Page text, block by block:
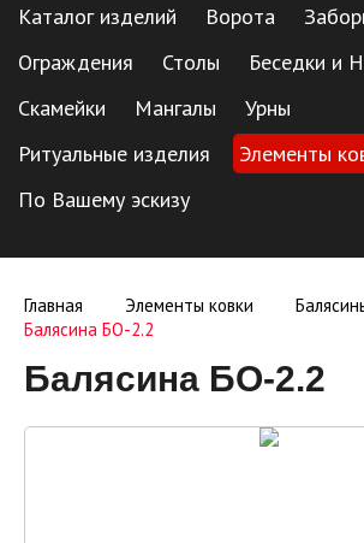
Каталог изделий Ворота
Ограждения
Столы
Беседки и
Скамейки
Мангалы
Урны
Ритуальные изделия
Элементы
По Вашему эскизу
Главная Элементы ковки
Балясина БО-2.2
Балясина БО-2.2